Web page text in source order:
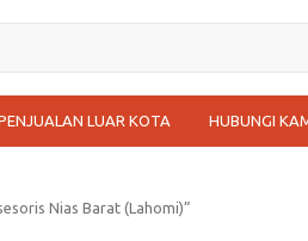
LUAR KOTA HUBUNGI
Nias Barat (Lahomi)”